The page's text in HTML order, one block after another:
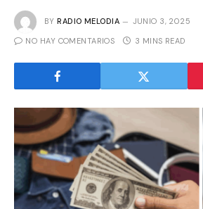
BY RADIO MELODIA JUNIO 3, 2025
NO HAY COMENTARIOS 3 MINS READ